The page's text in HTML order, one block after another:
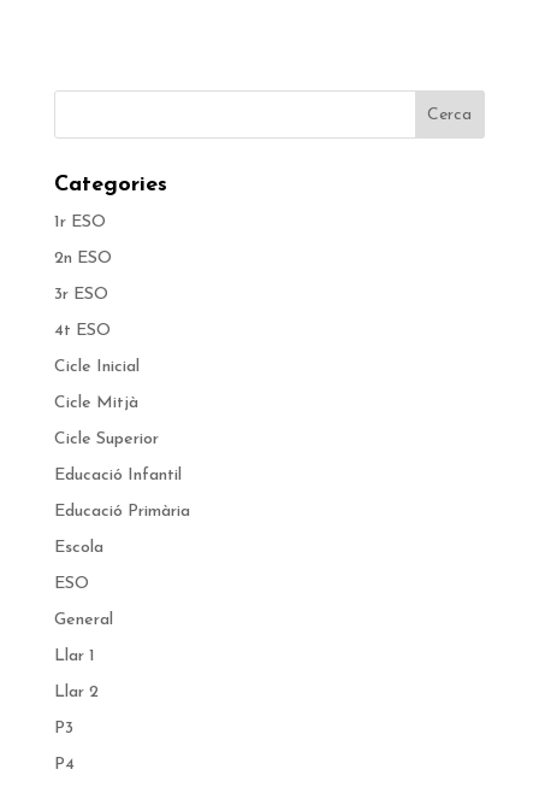
Categories
1r ESO
2n ESO
3r ESO
4t ESO
Cicle Inicial
Cicle Mitjà
Cicle Superior
Educació Infantil
Educació Primària
Escola
ESO
General
Llar 1
Llar 2
P3
P4